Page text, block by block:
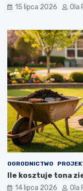
15 lipca 2026 Ola
OGRODNICTWO
Ile kosztuje tona
14 lipca 2026 Ola